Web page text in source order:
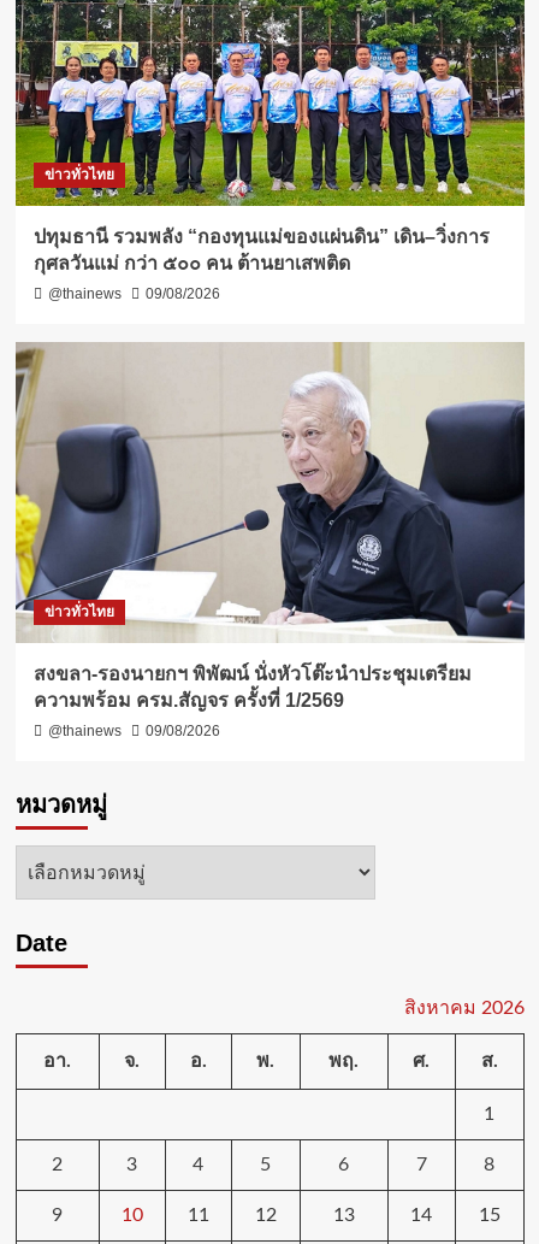
ข่าวทั่วไทย
ปทุมธานี รวมพลัง “กองทุนแม่ของแผ่นดิน” เดิน–วิ่งการ
กุศลวันแม่ กว่า ๕๐๐ คน ต้านยาเสพติด
@thainews 09/08/2026
ข่าวทั่วไทย
สงขลา-รองนายกฯ พิพัฒน์ นั่งหัวโต๊ะนำประชุมเตรียม
ความพร้อม ครม.สัญจร ครั้งที่ 1/2569
@thainews 09/08/2026
หมวดหมู่
หมวด
Date
สิงหาคม 2026
อา. จ. อ. พ. พฤ. ศ. ส.
1
2 3 4 5 6 7 8
9 10 11 12 13 14 15